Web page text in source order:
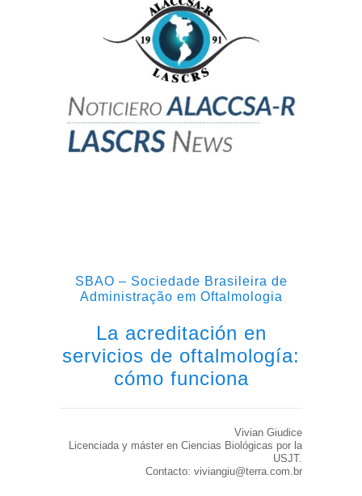
SBAO – Sociedade Brasileira de
Administração em Oftalmologia
La acreditación en
servicios de oftalmología:
cómo funciona
Vivian Giudice
Licenciada y máster en Ciencias Biológicas por la
USJT.
Contacto: viviangiu@terra.com.br